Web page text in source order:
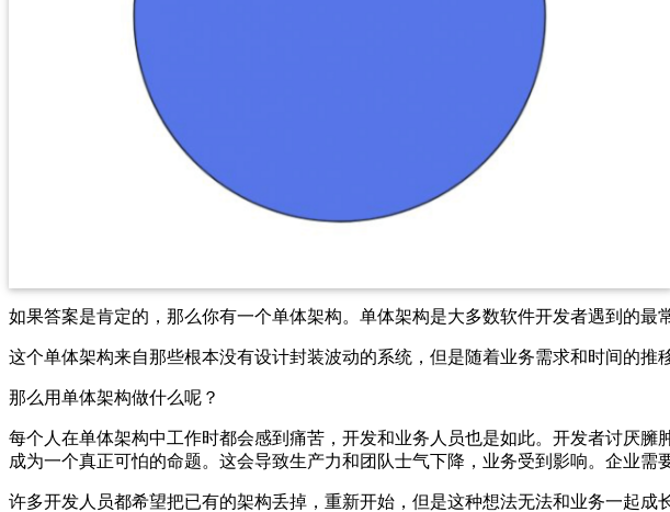
如果答案是肯定的，那么你有一个单体架构。单体架构是大多数软件开发者遇到的最
这个单体架构来自那些根本没有设计封装波动的系统，但是随着业务需求和时间的推
那么用单体架构做什么呢？
每个人在单体架构中工作时都会感到痛苦，开发和业务人员也是如此。开发者讨厌
成为一个真正可怕的命题。这会导致生产力和团队士气下降，业务受到影响。企业需
许多开发人员都希望把已有的架构丢掉，重新开始，但是这种想法无法和业务一起